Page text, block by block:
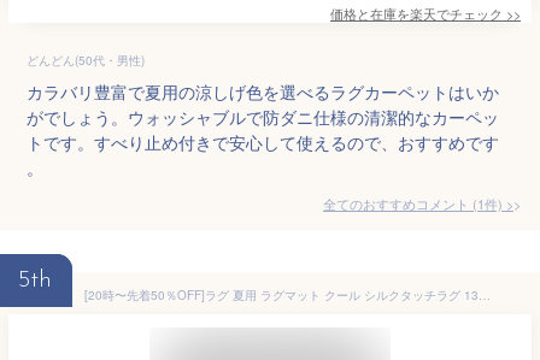
価格と在庫を楽天でチェック >>
どんどん(50代・男性)
カラバリ豊富で夏用の涼しげ色を選べるラグカーペットはいか
がでしょう。ウォッシャブルで防ダニ仕様の清潔的なカーペッ
トです。すべり止め付きで安心して使えるので、おすすめです
。
全てのおすすめコメント (1件) >
5th
[20時〜先着50％OFF]ラグ 夏用 ラグマット クール シルクタッチラグ 130×185cm 185×185cm 185×235cm カーペット シルクタッチシリーズ 接触冷感 抗菌 防臭 防ダニ やわらか 手洗い可 フローリング クール仕様 節約 冷感 ひんやり 洗える 正方形 長方形[cp10]